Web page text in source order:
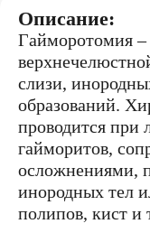
Описание:
Гайморотомия
слизи,
образований.
проводится при
гайморитов,
осложнениями,
инородных тел
полипов, кист и